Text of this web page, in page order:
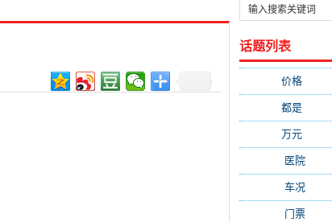
话题列表
价格
都是
万元
医院(647)
车况(582)
门票(564)